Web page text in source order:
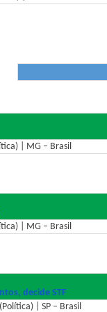
| MG – Brasil
| MG – Brasil
decide STF
| SP – Brasil